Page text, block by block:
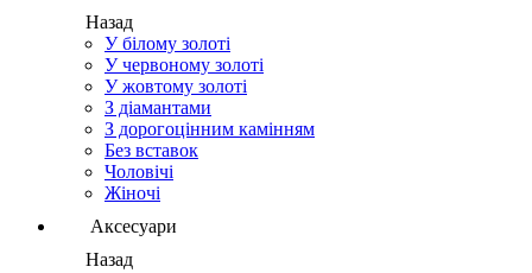
Назад
У білому золоті
У червоному золоті
У жовтому золоті
З діамантами
З дорогоцінним камінням
Без вставок
Чоловічі
Жіночі
Аксесуари
Назад